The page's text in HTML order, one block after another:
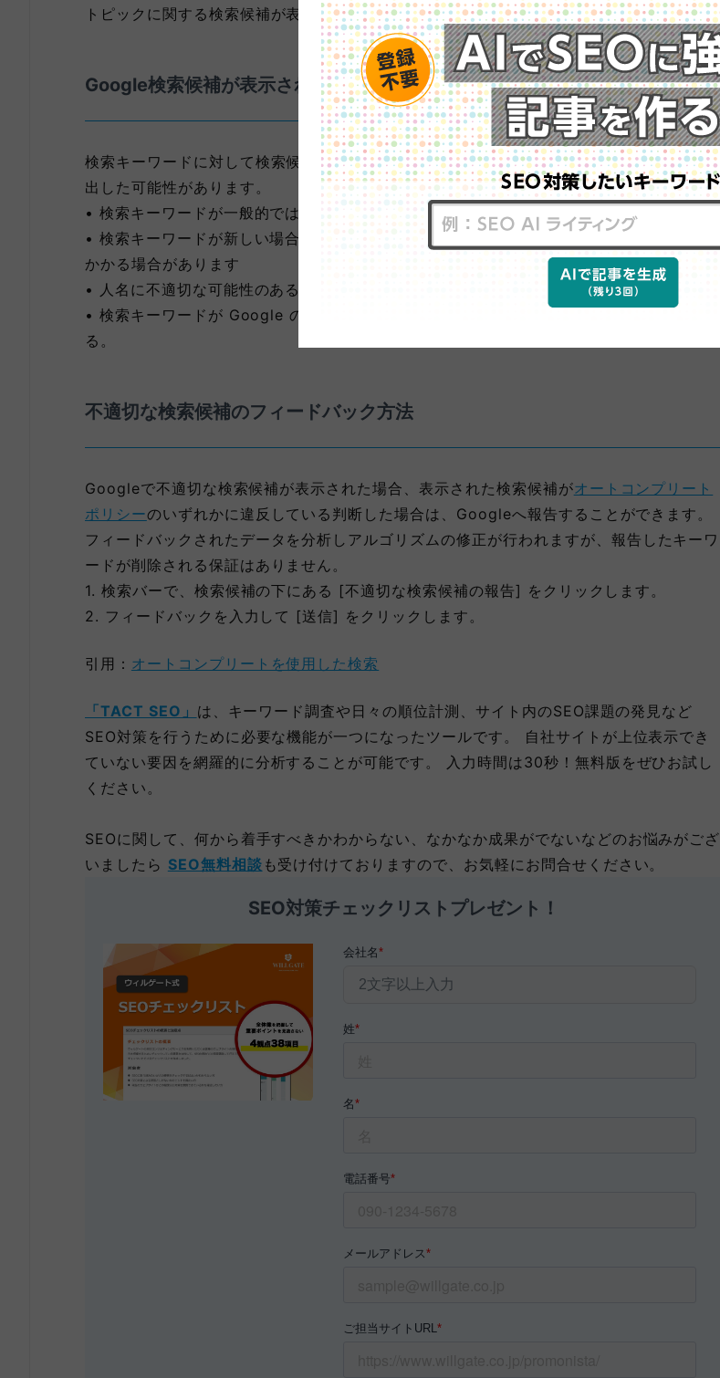
トピックに関する検索候補が表示される場合があります。
Google検索候補が表示されない理由
検索キーワードに対して検索候補が表示されない場合、アルゴリズムが次のような要因を検
出した可能性があります。
• 検索キーワードが一般的ではない
• 検索キーワードが新しい場合、検索候補が表示されるようになるまでに、数日から数週間
かかる場合があります
• 人名に不適切な可能性のあるキーワードが紐付けられた場合
• 検索キーワードが Google のポリシー（オートコンプリート ポリシー）に違反してい
る。
不適切な検索候補のフィードバック方法
Googleで不適切な検索候補が表示された場合、表示された検索候補がオートコンプリート
ポリシーのいずれかに違反している判断した場合は、Googleへ報告することができます。
フィードバックされたデータを分析しアルゴリズムの修正が行われますが、報告したキーワ
ードが削除される保証はありません。
1. 検索バーで、検索候補の下にある [不適切な検索候補の報告] をクリックします。
2. フィードバックを入力して [送信] をクリックします。
引用： オートコンプリートを使用した検索
「TACT SEO」 は、キーワード調査や日々の順位計測、サイト内のSEO課題の発見など
SEO対策を行うために必要な機能が一つになったツールです。 自社サイトが上位表示でき
ていない要因を網羅的に分析することが可能です。 入力時間は30秒！無料版をぜひお試し
ください。
SEOに関して、何から着手すべきかわからない、なかなか成果がでないなどのお悩みがござ
いましたら SEO無料相談 も受け付けておりますので、お気軽にお問合せください。
SEO対策チェックリストプレゼント！